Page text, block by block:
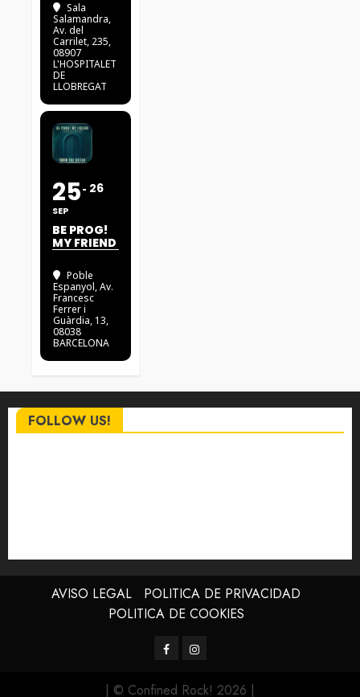
Sala
Salamandra,
Av. del
Carrilet, 235,
08907
L'HOSPITALET
DE
LLOBREGAT
25
SEP
26
BE PROG!
MY FRIEND
Poble
Espanyol, Av.
Francesc
Ferrer i
Guàrdia, 13,
08038
BARCELONA
FOLLOW US!
AVISO LEGAL
POLITICA DE PRIVACIDAD
POLITICA DE COOKIES
FacebookInstagram
| © Confined Rock! 2026 |